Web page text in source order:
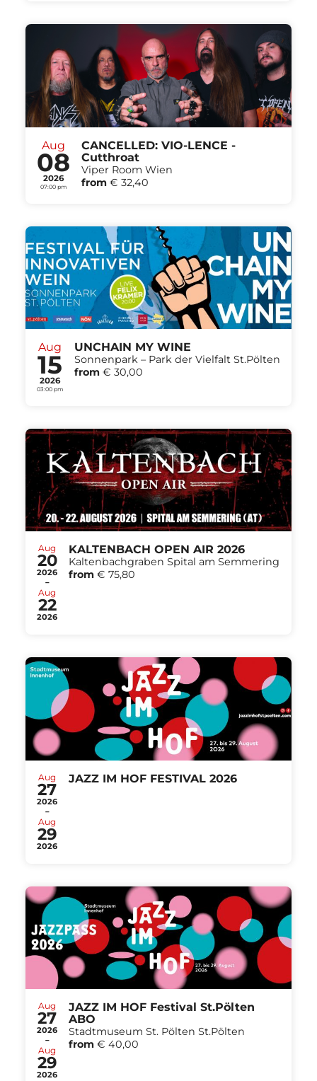
Aug
08
2026
07:00 pm
CANCELLED: VIO-LENCE -
Cutthroat
Viper Room Wien
from € 32,40
Aug
15
2026
03:00 pm
UNCHAIN MY WINE
Sonnenpark – Park der Vielfalt St.Pölten
from € 30,00
Aug
20
2026
-
Aug
22
2026
KALTENBACH OPEN AIR 2026
Kaltenbachgraben Spital am Semmering
from € 75,80
Aug
27
2026
-
Aug
29
2026
JAZZ IM HOF FESTIVAL 2026
Aug
27
2026
-
Aug
29
2026
JAZZ IM HOF Festival St.Pölten
ABO
Stadtmuseum St. Pölten St.Pölten
from € 40,00